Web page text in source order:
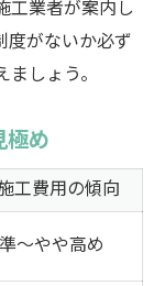
工業者が案内し
度がないか必ず
しょう。
め
工費用の傾向
～やや高め